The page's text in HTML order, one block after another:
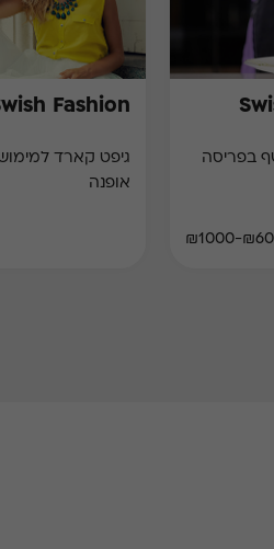
בפריסה
₪60-₪1000
Fashion
גיפט קארד למימוש
אופנה